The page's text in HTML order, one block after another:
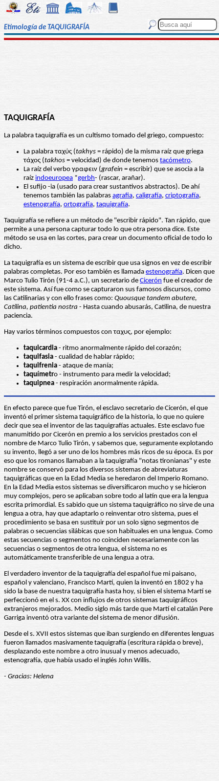
Etimología de TAQUIGRAFÍA
TAQUIGRAFÍA
La palabra taquigrafía es un cultismo tomado del griego, compuesto:
La palabra ταχύς (takhys = rápido) de la misma raíz que griega
τάχος (takhos = velocidad) de donde tenemos tacómetro.
La raíz del verbo γραφειν (grafein = escribir) que se asocia a la
raíz indoeuropea *gerbh- (rascar, arañar).
El sufijo -ia (usado para crear sustantivos abstractos). De ahí
tenemos también las palabras agrafia, caligrafía, criptografía,
estenografía, ortografía, taquigrafía.
Taquigrafía se refiere a un método de "escribir rápido". Tan rápido, que
permite a una persona capturar todo lo que otra persona dice. Este
método se usa en las cortes, para crear un documento oficial de todo lo
dicho.
La taquigrafía es un sistema de escribir que usa signos en vez de escribir
palabras completas. Por eso también es llamada estenografía. Dicen que
Marco Tulio Tirón (91-4 a.C.), un secretario de Cicerón fue el creador de
este sistema. Así fue como se capturaron sus famosos discursos, como
las Catilinarias y con ello frases como: Quousque tandem abutere,
Catilina, patientia nostra - Hasta cuando abusarás, Catilina, de nuestra
paciencia.
Hay varios términos compuestos con ταχυς, por ejemplo:
taquicardia - ritmo anormalmente rápido del corazón;
taquifasia - cualidad de hablar rápido;
taquifrenia - ataque de manía;
taquímetro - instrumento para medir la velocidad;
taquipnea - respiración anormalmente rápida.
En efecto parece que fue Tirón, el esclavo secretario de Cicerón, el que
inventó el primer sistema taquigráfico de la historia, lo que no quiere
decir que sea el inventor de las taquigrafías actuales. Este esclavo fue
manumitido por Cicerón en premio a los servicios prestados con el
nombre de Marco Tulio Tirón, y sabemos que, seguramente explotando
su invento, llegó a ser uno de los hombres más ricos de su época. Es por
eso que los romanos llamaban a la taquigrafía "notas tironianas" y este
nombre se conservó para los diversos sistemas de abreviaturas
taquigráficas que en la Edad Media se heredaron del Imperio Romano.
En la Edad Media estos sistemas se diversificaron mucho y se hicieron
muy complejos, pero se aplicaban sobre todo al latín que era la lengua
escrita primordial. Es sabido que un sistema taquigráfico no sirve de una
lengua a otra, hay que adaptarlo o reinventar otro sistema, pues el
procedimiento se basa en sustituir por un solo signo segmentos de
palabras o secuencias silábicas que son habituales en una lengua. Como
estas secuencias o segmentos no coinciden necesariamente con las
secuencias o segmentos de otra lengua, el sistema no es
automáticamente transferible de una lengua a otra.
El verdadero inventor de la taquigrafía del español fue mi paisano,
español y valenciano, Francisco Martí, quien la inventó en 1802 y ha
sido la base de nuestra taquigrafía hasta hoy, si bien el sistema Martí se
perfeccionó en el s. XX con influjos de otros sistemas taquigráficos
extranjeros mejorados. Medio siglo más tarde que Martí el catalán Pere
Garriga inventó otra variante del sistema de menor difusión.
Desde el s. XVII estos sistemas que iban surgiendo en diferentes lenguas
fueron llamados masivamente taquigrafía (escritura rápida o breve),
desplazando este nombre a otro inusual y menos adecuado,
estenografía, que había usado el inglés John Willis.
- Gracias: Helena